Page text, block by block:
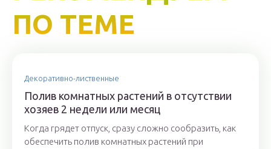
ПО ТЕМЕ
Декоративно-лиственные
Полив комнатных растений в отсутствии
хозяев 2 недели или месяц
Когда грядет отпуск, сразу сложно сообразить, как
обеспечить полив комнатных растений при